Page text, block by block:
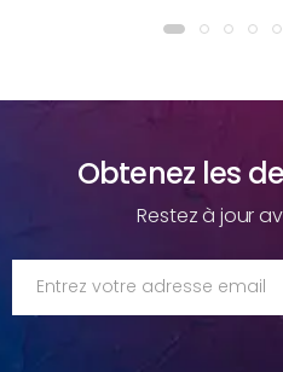
Obtenez les
Restez à jour